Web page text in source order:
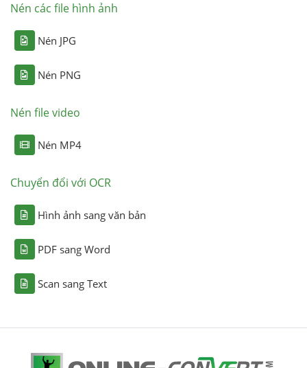
Nén các file hình ảnh
Nén JPG
Nén PNG
Nén file video
Nén MP4
Chuyển đổi với OCR
Hình ảnh sang văn bản
PDF sang Word
Scan sang Text